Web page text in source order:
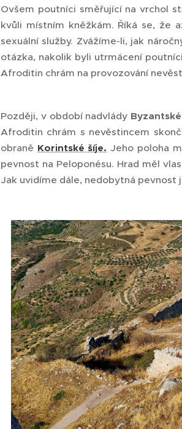
Ovšem poutníci směřující na vrchol
kvůli místním kněžkám. Říká se, že
sexuální služby. Zvážíme-li, jak
otázka, nakolik byli utrmácení
Afroditin chrám na provozování
Později, v období nadvlády
Afroditin chrám s nevěstincem
obraně Korintské šíje. Jeho poloha
pevnost na Peloponésu. Hrad měl
Jak uvidíme dále, nedobytná pevnost